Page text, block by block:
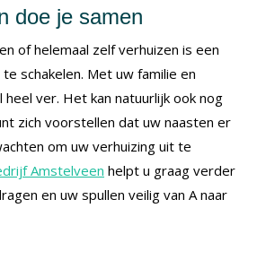
doe je samen
of helemaal zelf verhuizen is een
schakelen. Met uw familie en
heel ver. Het kan natuurlijk ook nog
zich voorstellen dat uw naasten er
om uw verhuizing uit te
Amstelveen helpt u graag verder
en uw spullen veilig van A naar